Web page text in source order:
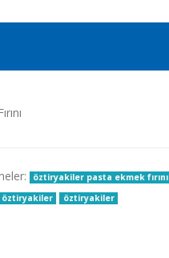
öztiryakiler pasta ekmek fırını
öztiryakiler
öztiryakiler